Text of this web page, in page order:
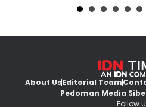
About UsEditorial Team
Pedoman Media
Follow